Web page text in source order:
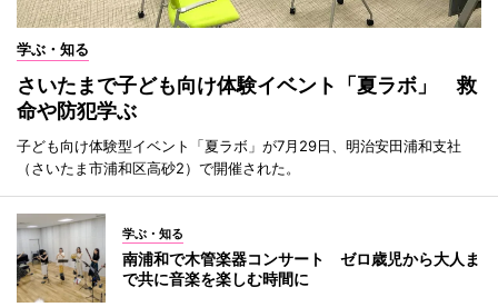
学ぶ・知る
さいたまで子ども向け体験イベント「夏ラボ」 救
命や防犯学ぶ
子ども向け体験型イベント「夏ラボ」が7月29日、明治安田浦和支社
（さいたま市浦和区高砂2）で開催された。
学ぶ・知る
南浦和で木管楽器コンサート ゼロ歳児から大人ま
で共に音楽を楽しむ時間に